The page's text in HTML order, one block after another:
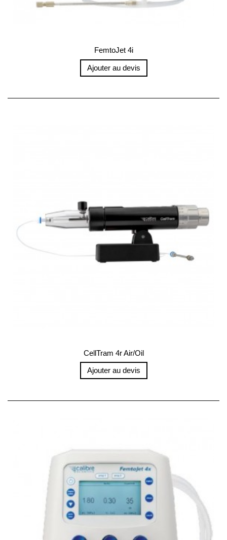
FemtoJet 4i
Ajouter au devis
CellTram 4r Air/Oil
Ajouter au devis